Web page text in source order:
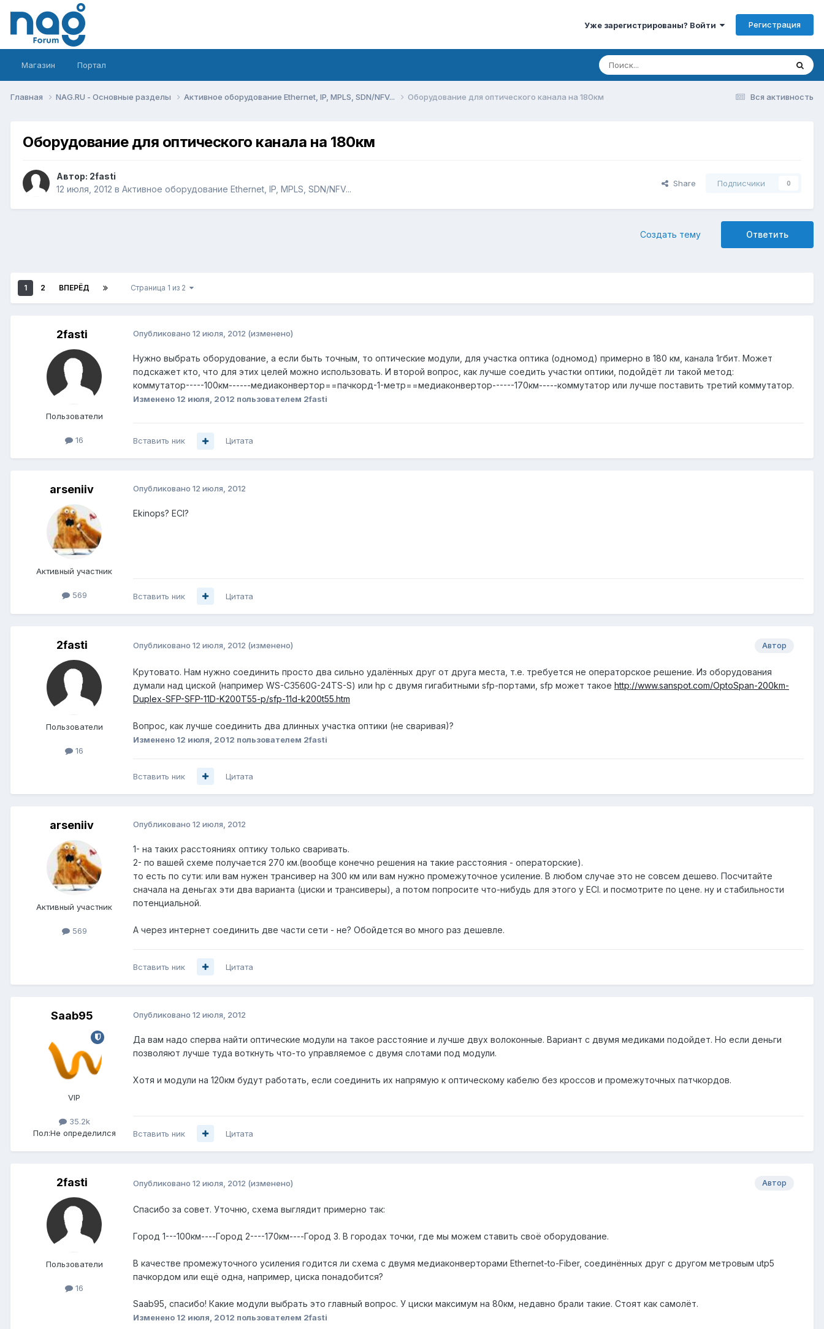
Уже зарегистрированы? Войти Регистрация
Магазин Портал
Вся активность
Главная NAG.RU - Основные разделы Активное оборудование Ethernet, IP, MPLS, SDN/NFV... Оборудование для оптического канала на 180км
Оборудование для оптического канала на 180км
Автор: 2fasti
12 июля, 2012 в Активное оборудование Ethernet, IP, MPLS, SDN/NFV...
Share Подписчики 0
Ответить
Создать тему
1 2 ВПЕРЁД Страница 1 из 2
2fasti
Пользователи
16
Опубликовано 12 июля, 2012 (изменено)
Нужно выбрать оборудование, а если быть точным, то оптические модули, для участка оптика (одномод) примерно в 180 км, канала 1гбит. Может
подскажет кто, что для этих целей можно использовать. И второй вопрос, как лучше соедить участки оптики, подойдёт ли такой метод:
коммутатор-----100км------медиаконвертор==пачкорд-1-метр==медиаконвертор------170км-----коммутатор или лучше поставить третий коммутатор.
Изменено 12 июля, 2012 пользователем 2fasti
Вставить ник Цитата
arseniiv
Активный участник
569
Опубликовано 12 июля, 2012
Ekinops? ECI?
Вставить ник Цитата
2fasti
Пользователи
16
Автор
Опубликовано 12 июля, 2012 (изменено)
Крутовато. Нам нужно соединить просто два сильно удалённых друг от друга места, т.е. требуется не операторское решение. Из оборудования
думали над циской (например WS-C3560G-24TS-S) или hp с двумя гигабитными sfp-портами, sfp может такое http://www.sanspot.com/OptoSpan-200km-
Duplex-SFP-SFP-11D-K200T55-p/sfp-11d-k200t55.htm
Вопрос, как лучше соединить два длинных участка оптики (не сваривая)?
Изменено 12 июля, 2012 пользователем 2fasti
Вставить ник Цитата
arseniiv
Активный участник
569
Опубликовано 12 июля, 2012
1- на таких расстояниях оптику только сваривать.
2- по вашей схеме получается 270 км.(вообще конечно решения на такие расстояния - операторские).
то есть по сути: или вам нужен трансивер на 300 км или вам нужно промежуточное усиление. В любом случае это не совсем дешево. Посчитайте
сначала на деньгах эти два варианта (циски и трансиверы), а потом попросите что-нибудь для этого у ECI. и посмотрите по цене. ну и стабильности
потенциальной.
А через интернет соединить две части сети - не? Обойдется во много раз дешевле.
Вставить ник Цитата
Saab95
VIP
35.2k
Пол:Не определился
Опубликовано 12 июля, 2012
Да вам надо сперва найти оптические модули на такое расстояние и лучше двух волоконные. Вариант с двумя медиками подойдет. Но если деньги
позволяют лучше туда воткнуть что-то управляемое с двумя слотами под модули.
Хотя и модули на 120км будут работать, если соединить их напрямую к оптическому кабелю без кроссов и промежуточных патчкордов.
Вставить ник Цитата
2fasti
Пользователи
16
Автор
Опубликовано 12 июля, 2012 (изменено)
Спасибо за совет. Уточню, схема выглядит примерно так:
Город 1---100км----Город 2----170км----Город 3. В городах точки, где мы можем ставить своё оборудование.
В качестве промежуточного усиления годится ли схема с двумя медиаконверторами Ethernet-to-Fiber, соединённых друг с другом метровым utp5
пачкордом или ещё одна, например, циска понадобится?
Saab95, спасибо! Какие модули выбрать это главный вопрос. У циски максимум на 80км, недавно брали такие. Стоят как самолёт.
Изменено 12 июля, 2012 пользователем 2fasti